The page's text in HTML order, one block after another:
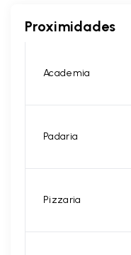
Proximidades
Academia
Padaria
Pizzaria